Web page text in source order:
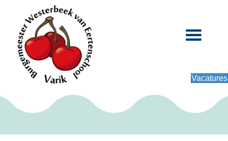
Vacatures